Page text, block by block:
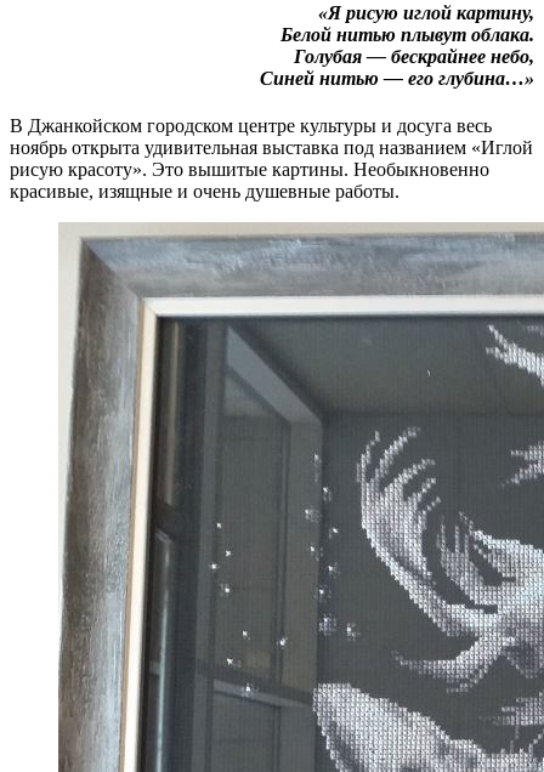
«Я рисую иглой картину,
Белой нитью плывут облака.
Голубая — бескрайнее небо,
Синей нитью — его глубина…»
В Джанкойском городском центре культуры и досуга весь
ноябрь открыта удивительная выставка под названием «Иглой
рисую красоту». Это вышитые картины. Необыкновенно
красивые, изящные и очень душевные работы.